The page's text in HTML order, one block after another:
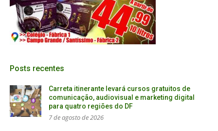
Posts recentes
Carreta itinerante levará cursos gratuitos de
comunicação, audiovisual e marketing digital
para quatro regiões do DF
7 de agosto de 2026